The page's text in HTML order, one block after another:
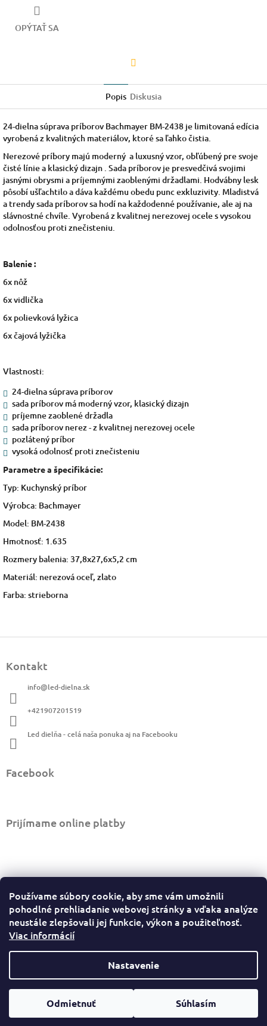
Používame súbory cookie, aby sme vám umožnili
pohodlné prehliadanie webovej stránky a vďaka analýze
neustále zlepšovali jej funkcie, výkon a použiteľnosť.
Viac informácií
Nastavenie
Odmietnuť Súhlasím
OPÝTAŤ SA
Popis Diskusia
24-dielna súprava príborov Bachmayer BM-2438 je limitovaná edícia
vyrobená z kvalitných materiálov, ktoré sa ľahko čistia.
Nerezové príbory majú moderný a luxusný vzor, obľúbený pre svoje
čisté línie a klasický dizajn . Sada príborov je presvedčivá svojimi
jasnými obrysmi a príjemnými zaoblenými držadlami. Hodvábny lesk
pôsobí ušľachtilo a dáva každému obedu punc exkluzivity. Mladistvá
a trendy sada príborov sa hodí na každodenné používanie, ale aj na
slávnostné chvíle. Vyrobená z kvalitnej nerezovej ocele s vysokou
odolnosťou proti znečisteniu.
Balenie :
6x nôž
6x vidlička
6x polievková lyžica
6x čajová lyžička
Vlastnosti:
24-dielna súprava príborov
sada príborov má moderný vzor, klasický dizajn
príjemne zaoblené držadla
sada príborov nerez - z kvalitnej nerezovej ocele
pozlátený príbor
vysoká odolnosť proti znečisteniu
Parametre a špecifikácie:
Typ: Kuchynský príbor
Výrobca: Bachmayer
Model: BM-2438
Hmotnosť: 1.635
Rozmery balenia: 37,8x27,6x5,2 cm
Materiál: nerezová oceľ, zlato
Farba: strieborna
Kontakt
info@led-dielna.sk
+421907201519
Led dielňa - celá naša ponuka aj na Facebooku
Facebook
Prijímame online platby
Informácie pre vás
Ako nakupovať
Obchodné podmienky
Podmienky ochrany osobných údajov
Vytvoril ShoptetCopyright 2026
. Všetky práva vyhradené.
Upraviť nastavenie cookies